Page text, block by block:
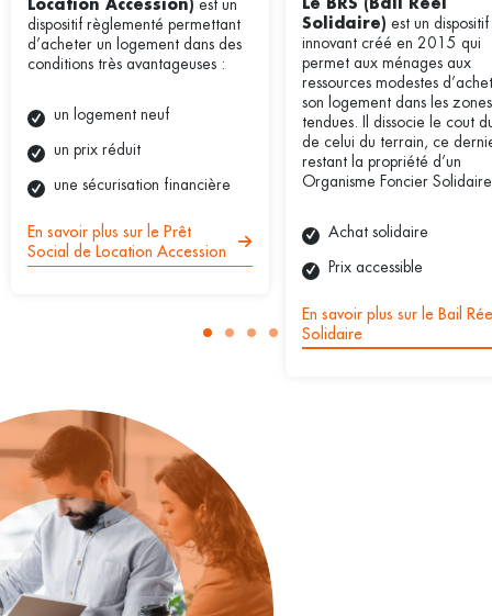
Location Accession) est un
dispositif règlementé permettant
d’acheter un logement dans des
conditions très avantageuses :
un logement neuf
un prix réduit
une sécurisation financière
En savoir plus sur le Prêt
Social de Location Accession
Solidaire) est un dispositif
innovant créé en 2015 qui
permet aux ménages aux
ressources modestes
son logement dans les zones
tendues. Il dissocie le cout
de celui du terrain, ce
restant la propriété d’un
Organisme Foncier
Achat solidaire
Prix accessible
En savoir plus sur le Bail
Solidaire